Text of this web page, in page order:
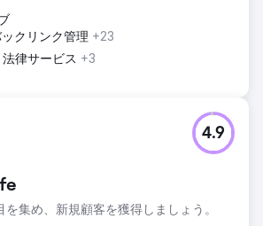
クリンク管理 +23
律サービス +3
集め、新規顧客を獲得しましょう。
4.9